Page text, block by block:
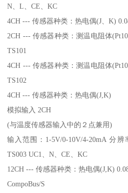
N、L、CE、KC
4CH --- 传感器种类：热电偶(J、K)
2CH --- 传感器种类：测温电阻体
TS101
4CH --- 传感器种类：测温电阻体
TS102
4CH --- 传感器种类：热电偶(J,K)
模拟输入 2CH
(与温度传感器输入中的２点兼用)
输入范围：1-5V/0-10V/4-20mA 分辨
TS003 UC1、N、CE、KC
12CH --- 传感器种类：热电偶(J,K)
CompoBus/S